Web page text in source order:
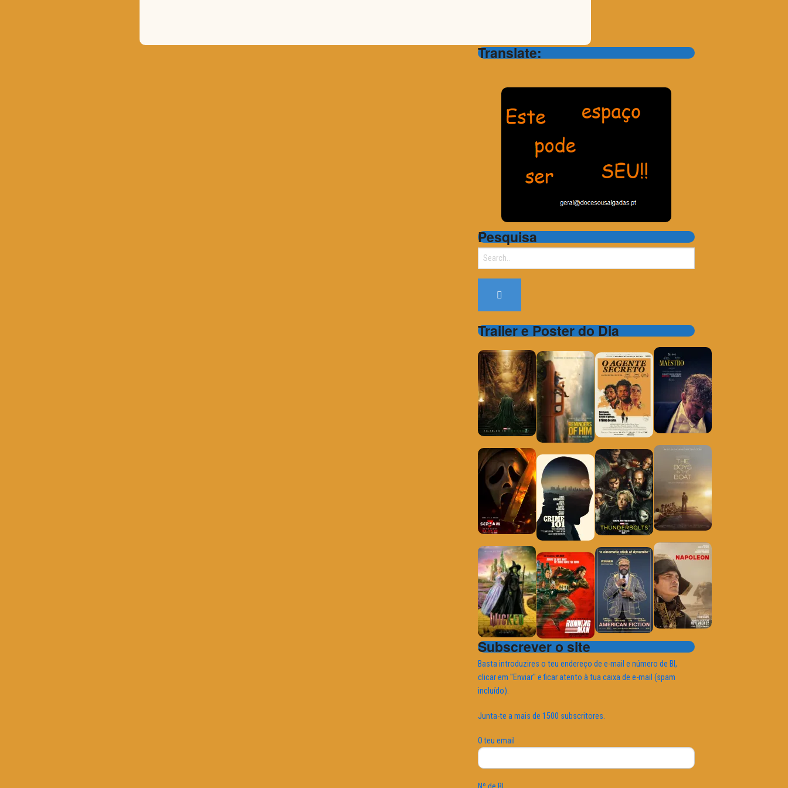
Translate:
Pesquisa
Search
Trailer e Poster do Dia
Subscrever o site
Basta introduzires o teu endereço de e-mail e número de BI,
clicar em "Enviar" e ficar atento à tua caixa de e-mail (spam
incluído).
Junta-te a mais de 1500 subscritores.
O teu email